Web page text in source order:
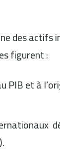
des
figurent :
PIB et à